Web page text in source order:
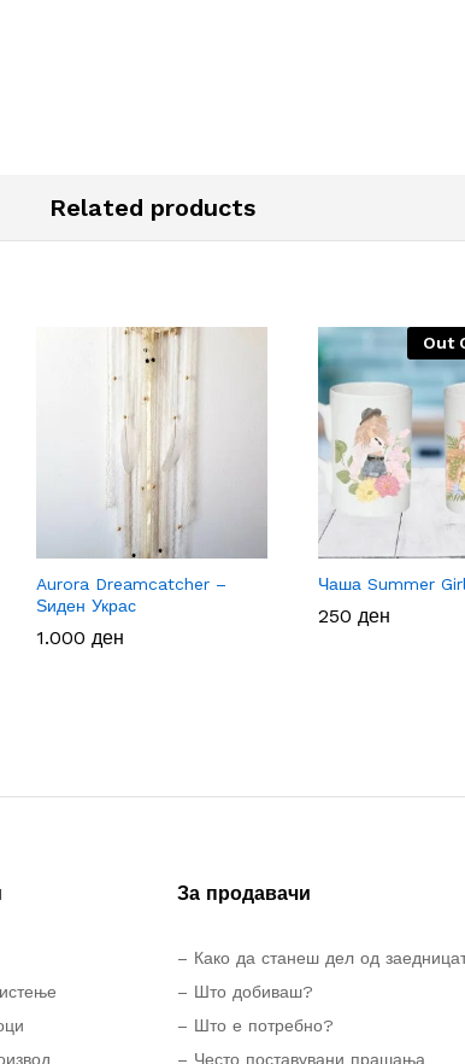
Related products
Aurora Dreamcatcher –
Ѕиден Украс
1.000 ден
1.000 ден
Out
Чаша Summer Girl
250 ден
250 ден
За продавачи
– Како да станеш дел од
– Што добиваш?
– Што е потребно?
– Често поставувани прашања